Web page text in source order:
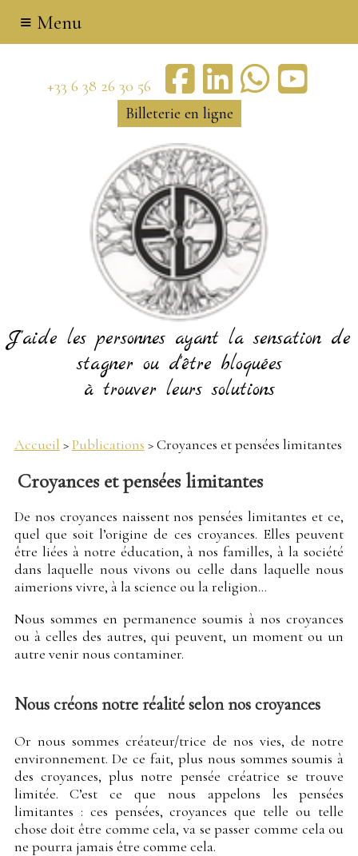
+33 6 38 26 30 56
Billeterie en ligne
J'aide les personnes ayant la sensation de
stagner ou d'être bloquées
à trouver leurs solutions
≡ Menu
Accueil >Publications > Croyances et pensées limitantes
Croyances et pensées limitantes
De nos croyances naissent nos pensées limitantes et ce,
quel que soit l’origine de ces croyances. Elles peuvent
être liées à notre éducation, à nos familles, à la société
dans laquelle nous vivons ou celle dans laquelle nous
aimerions vivre, à la science ou la religion...
Nous sommes en permanence soumis à nos croyances
ou à celles des autres, qui peuvent, un moment ou un
autre venir nous contaminer.
Nous créons notre réalité selon nos croyances
Or nous sommes créateur/trice de nos vies, de notre
environnement. De ce fait, plus nous sommes soumis à
des croyances, plus notre pensée créatrice se trouve
limitée. C’est ce que nous appelons les pensées
limitantes : ces pensées, croyances que telle ou telle
chose doit être comme cela, va se passer comme cela ou
ne pourra jamais être comme cela.